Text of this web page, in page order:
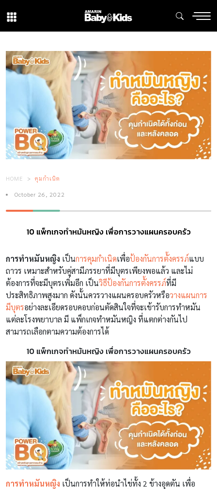
HOME คุมกำเนิด
October 26, 2022
10 แพ็กเกจทำหมันหญิง เพื่อการวางแผนครอบครัว
การทำหมันหญิง เป็นการคุมกำเนิดเพื่อป้องกันการตั้งครรภ์แบบ
ถาวร เหมาะสำหรับคู่สามีภรรยาที่มีบุตรเพียงพอแล้ว และไม่
ต้องการที่จะมีบุตรเพิ่มอีก เป็นวิธีป้องกันการตั้งครรภ์ที่มี
ประสิทธิภาพสูงมาก ดังนั้นควรวางแผนครอบครัวหรือวางแผนการ
มีบุตรอย่างละเอียดรอบคอบก่อนตัดสินใจที่จะเข้ารับการทำหมัน
แต่ละโรงพยาบาล มี แพ็กเกจทำหมันหญิง ที่แตกต่างกันไป
สามารถเลือกตามความต้องการได้
10 แพ็กเกจทำหมันหญิง เพื่อการวางแผนครอบครัว
การทำหมันหญิง เป็นการทำให้ท่อนำไข่ทั้ง 2 ข้างอุดตัน เพื่อ